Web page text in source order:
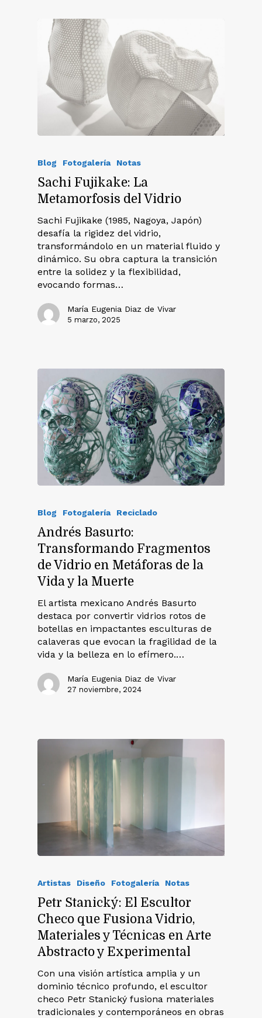
Blog Fotogalería Notas
Sachi Fujikake: La
Metamorfosis del Vidrio
Sachi Fujikake (1985, Nagoya, Japón)
desafía la rigidez del vidrio,
transformándolo en un material fluido y
dinámico. Su obra captura la transición
entre la solidez y la flexibilidad,
evocando formas…
María Eugenia Diaz de Vivar
5 marzo, 2025
Blog Fotogalería Reciclado
Andrés Basurto:
Transformando Fragmentos
de Vidrio en Metáforas de la
Vida y la Muerte
El artista mexicano Andrés Basurto
destaca por convertir vidrios rotos de
botellas en impactantes esculturas de
calaveras que evocan la fragilidad de la
vida y la belleza en lo efímero.…
María Eugenia Diaz de Vivar
27 noviembre, 2024
Artistas Diseño Fotogalería Notas
Petr Stanický: El Escultor
Checo que Fusiona Vidrio,
Materiales y Técnicas en Arte
Abstracto y Experimental
Con una visión artística amplia y un
dominio técnico profundo, el escultor
checo Petr Stanický fusiona materiales
tradicionales y contemporáneos en obras